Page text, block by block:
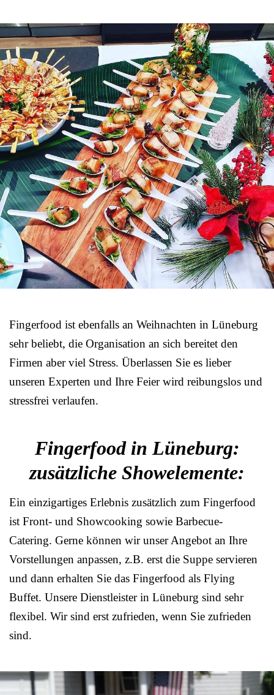
Fingerfood ist ebenfalls an Weihnachten in Lüneburg
sehr beliebt, die Organisation an sich bereitet den
Firmen aber viel Stress. Überlassen Sie es lieber
unseren Experten und Ihre Feier wird reibungslos und
stressfrei verlaufen.
Fingerfood in Lüneburg:
zusätzliche Showelemente:
Ein einzigartiges Erlebnis zusätzlich zum Fingerfood
ist Front- und Showcooking sowie Barbecue-
Catering. Gerne können wir unser Angebot an Ihre
Vorstellungen anpassen, z.B. erst die Suppe servieren
und dann erhalten Sie das Fingerfood als Flying
Buffet. Unsere Dienstleister in Lüneburg sind sehr
flexibel. Wir sind erst zufrieden, wenn Sie zufrieden
sind.